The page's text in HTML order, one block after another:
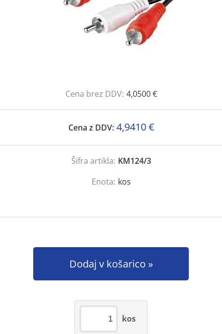
Cena brez DDV: 4,0500 €
Cena z DDV: 4,9410 €
Šifra artikla: KM124/3
Enota: kos
Dodaj v košarico
kos